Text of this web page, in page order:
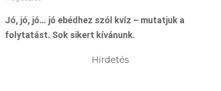
Jó, jó, jó… jó ebédhez szól kvíz – mutatjuk a
folytatást. Sok sikert kívánunk.
Hirdetés